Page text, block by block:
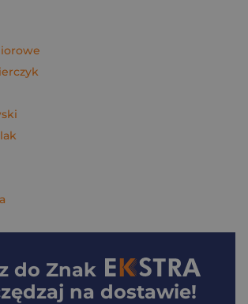
do Znak
na dostawie!